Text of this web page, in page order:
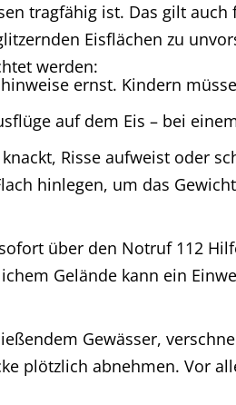
tragfähig ist. Das gilt
Eisflächen zu
werden:
ernst. Kindern
auf dem Eis – bei
Risse aufweist oder
hinlegen, um das
über den Notruf 112
Gelände kann ein
Gewässer,
plötzlich abnehmen. Vor